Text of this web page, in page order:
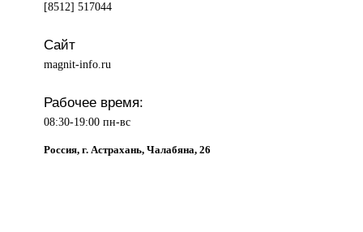
[8512] 517044
Сайт
magnit-info.ru
Рабочее время:
08:30-19:00 пн-вс
Россия, г. Астрахань, Чалабяна, 26